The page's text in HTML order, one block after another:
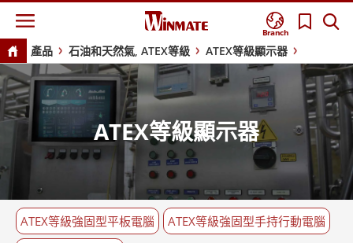
Branch
產品 石油和天然氣, ATEX等級 ATEX等級顯示器
ATEX等級顯示器
ATEX等級強固型平板電腦
ATEX等級強固型手持行動電腦